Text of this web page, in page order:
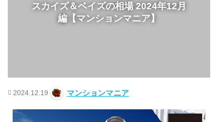
スカイズ＆ベイズの相場 2024年12月
編【マンションマニア】
2024.12.19 マンションマニア